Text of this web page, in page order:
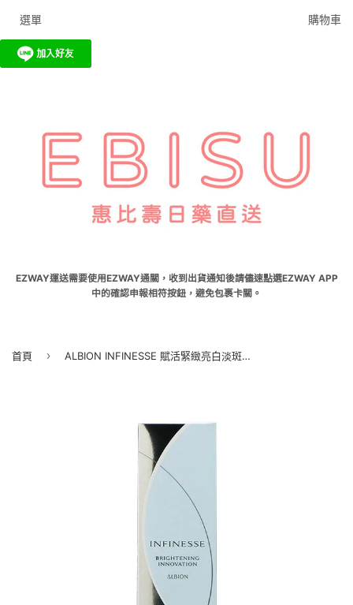
EZWAY運送需要使用EZWAY通關，收到出貨通知後請儘速點選EZWAY APP
中的確認申報相符按鈕，避免包裹卡關。
選單 購物車
首頁 › ALBION INFINESSE 賦活緊緻亮白淡斑精華 40ml